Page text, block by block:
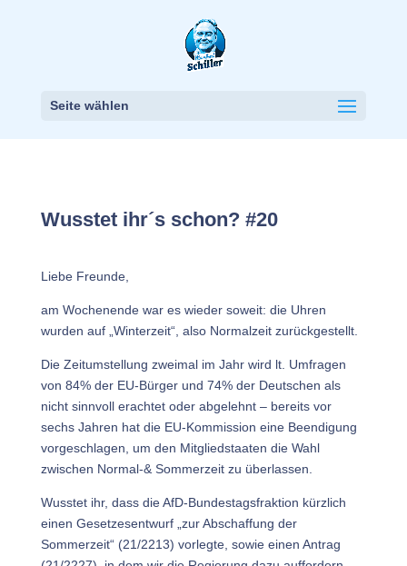
Seite wählen
Wusstet ihr´s schon? #20
Liebe Freunde,
am Wochenende war es wieder soweit: die Uhren
wurden auf „Winterzeit“, also Normalzeit zurückgestellt.
Die Zeitumstellung zweimal im Jahr wird lt. Umfragen
von 84% der EU-Bürger und 74% der Deutschen als
nicht sinnvoll erachtet oder abgelehnt – bereits vor
sechs Jahren hat die EU-Kommission eine Beendigung
vorgeschlagen, um den Mitgliedstaaten die Wahl
zwischen Normal-& Sommerzeit zu überlassen.
Wusstet ihr, dass die AfD-Bundestagsfraktion kürzlich
einen Gesetzesentwurf „zur Abschaffung der
Sommerzeit“ (21/2213) vorlegte, sowie einen Antrag